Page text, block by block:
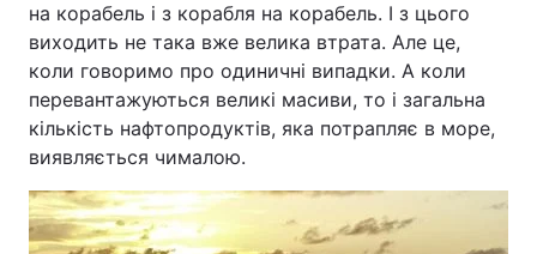
на корабель і з корабля на корабель. І з цього
виходить не така вже велика втрата. Але це,
коли говоримо про одиничні випадки. А коли
перевантажуються великі масиви, то і загальна
кількість нафтопродуктів, яка потрапляє в море,
виявляється чималою.